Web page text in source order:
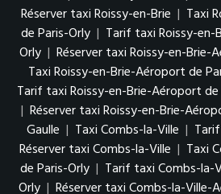
Réserver taxi Roissy-en-Brie | Taxi
de Paris-Orly | Tarif taxi Roissy-
Orly | Réserver taxi Roissy-en-Brie-
Taxi Roissy-en-Brie-Aéroport de
Tarif taxi Roissy-en-Brie-Aéroport de
| Réserver taxi Roissy-en-Brie-
Gaulle | Taxi Combs-la-Ville |
Réserver taxi Combs-la-Ville | Taxi
de Paris-Orly | Tarif taxi Combs-la-
Orly | Réserver taxi Combs-la-Ville-